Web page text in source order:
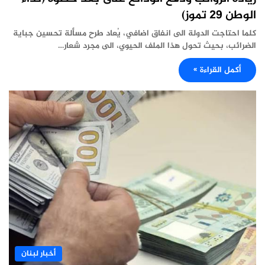
الوطن 29 تموز)
كلما احتاجت الدولة الى انفاق اضافي، يُعاد طرح مسألة تحسين جباية
الضرائب، بحيث تحول هذا الملف الحيوي، الى مجرد شعار…
أكمل القراءة »
أخبار لبنان